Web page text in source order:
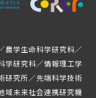
農学生命科学研究科／
学研究科／情報理工学
研究所／先端科学技術
域未来社会連携研究機